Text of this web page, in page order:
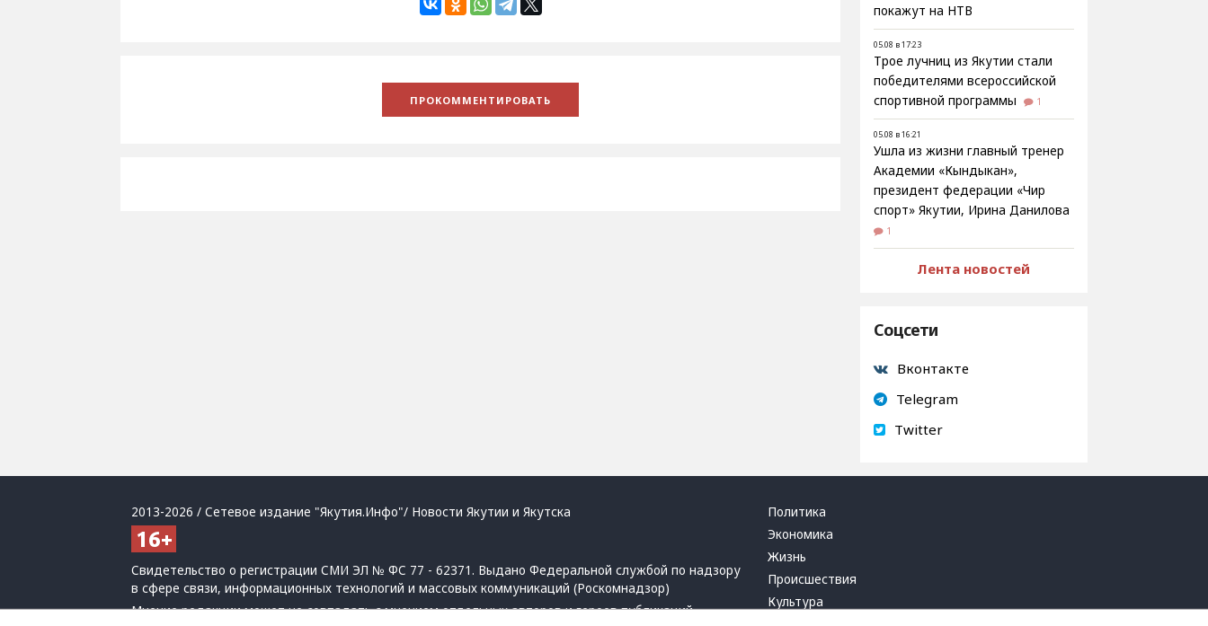
покажут на НТВ
05.08 в 17:23
Трое лучниц из Якутии стали
победителями всероссийской
спортивной программы
1
05.08 в 16:21
Ушла из жизни главный тренер
Академии «Кындыкан»,
президент федерации «Чир
спорт» Якутии, Ирина Данилова
1
Лента новостей
Соцсети
Вконтакте
Telegram
Twitter
2013-2026 / Сетевое издание "Якутия.Инфо"/ Новости Якутии и Якутска
Свидетельство о регистрации СМИ ЭЛ № ФС 77 - 62371. Выдано Федеральной службой по надзору
в сфере связи, информационных технологий и массовых коммуникаций (Роскомнадзор)
Мнение редакции может не совпадать с мнением отдельных авторов и героев публикаций.
Политика
Экономика
Жизнь
Происшествия
Культура